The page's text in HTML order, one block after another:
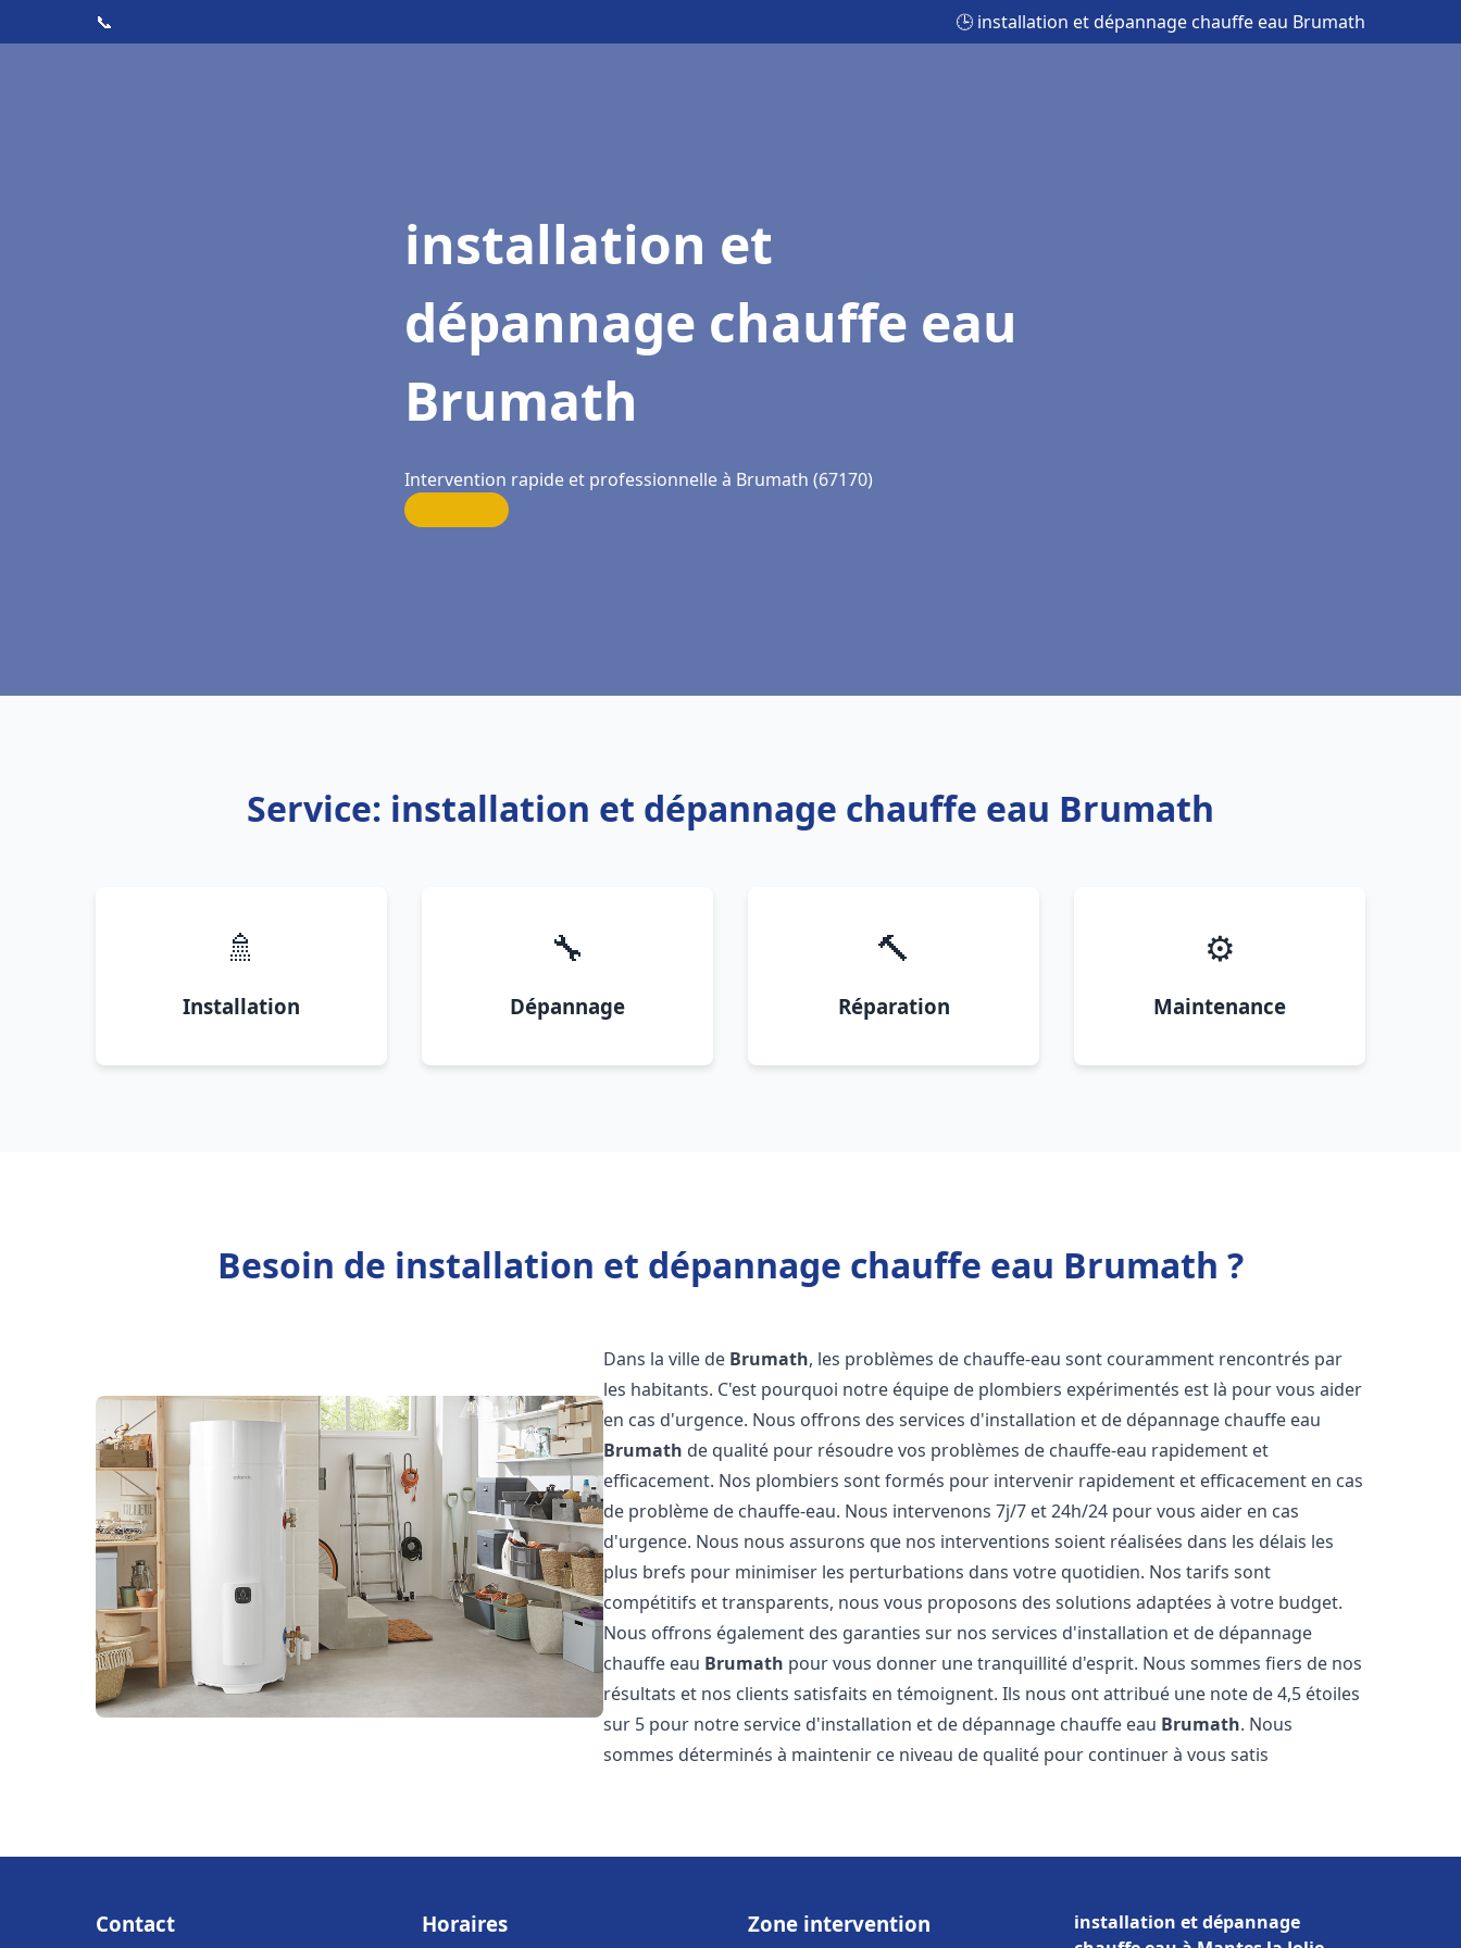
📞 🕒 installation et dépannage chauffe eau Brumath
installation et
dépannage chauffe eau
Brumath
Intervention rapide et professionnelle à Brumath (67170)
Service: installation et dépannage chauffe eau Brumath
🚿
Installation
🔧
Dépannage
🔨
Réparation
⚙️
Maintenance
Besoin de installation et dépannage chauffe eau Brumath ?
Dans la ville de Brumath, les problèmes de chauffe-eau sont couramment rencontrés par
les habitants. C'est pourquoi notre équipe de plombiers expérimentés est là pour vous aider
en cas d'urgence. Nous offrons des services d'installation et de dépannage chauffe eau
Brumath de qualité pour résoudre vos problèmes de chauffe-eau rapidement et
efficacement. Nos plombiers sont formés pour intervenir rapidement et efficacement en cas
de problème de chauffe-eau. Nous intervenons 7j/7 et 24h/24 pour vous aider en cas
d'urgence. Nous nous assurons que nos interventions soient réalisées dans les délais les
plus brefs pour minimiser les perturbations dans votre quotidien. Nos tarifs sont
compétitifs et transparents, nous vous proposons des solutions adaptées à votre budget.
Nous offrons également des garanties sur nos services d'installation et de dépannage
chauffe eau Brumath pour vous donner une tranquillité d'esprit. Nous sommes fiers de nos
résultats et nos clients satisfaits en témoignent. Ils nous ont attribué une note de 4,5 étoiles
sur 5 pour notre service d'installation et de dépannage chauffe eau Brumath. Nous
sommes déterminés à maintenir ce niveau de qualité pour continuer à vous satis
Contact Horaires Zone intervention
installation et dépannage